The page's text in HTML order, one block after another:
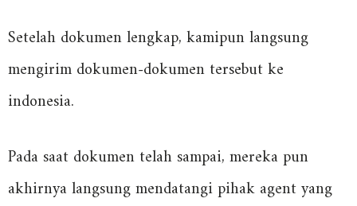
Setelah dokumen lengkap, kamipun langsung
mengirim dokumen-dokumen tersebut ke
indonesia.
Pada saat dokumen telah sampai, mereka pun
akhirnya langsung mendatangi pihak agent yang